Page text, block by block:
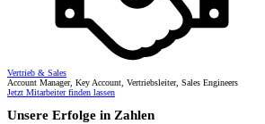
Vertrieb & Sales
Account Manager, Key Account, Vertriebsleiter, Sales Engineers
Jetzt Mitarbeiter finden lassen
Unsere Erfolge in Zahlen